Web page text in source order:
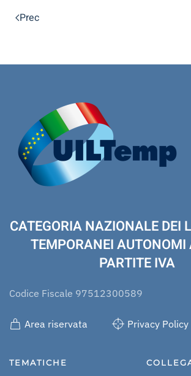
Prec
CATEGORIA NAZIONALE DEI
TEMPORANEI AUTONOMI
PARTITE IVA
Codice Fiscale 97512300589
Area riservata Privacy Policy
TEMATICHE